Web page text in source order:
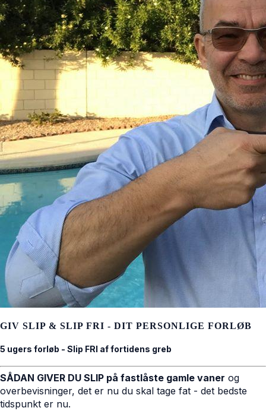
GIV SLIP & SLIP FRI - DIT PERSONLIGE FORLØB
5 ugers forløb - Slip FRI af fortidens greb
SÅDAN GIVER DU SLIP på fastlåste gamle vaner og
overbevisninger, det er nu du skal tage fat - det bedste
tidspunkt er nu.